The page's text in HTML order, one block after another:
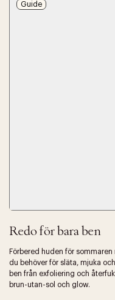
Guide
Redo för bara ben
Förbered huden för
du behöver för släta, mjuka
ben från exfoliering och
brun-utan-sol och glow.